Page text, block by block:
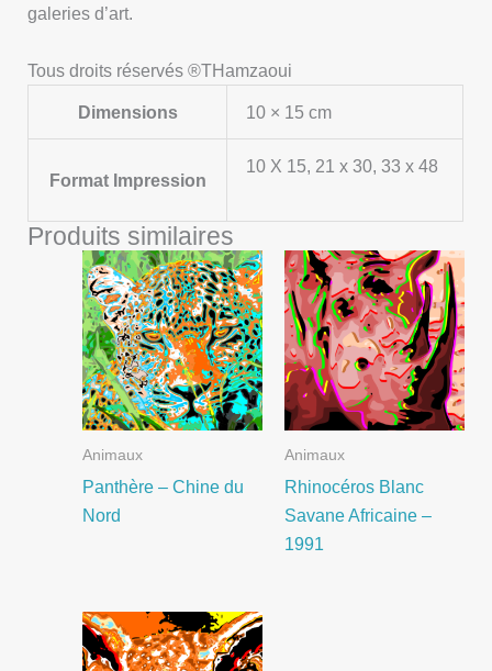
galeries d’art.
Tous droits réservés ®THamzaoui
Dimensions 10 × 15 cm
Format Impression
10 X 15, 21 x 30, 33 x 48
Produits similaires
Animaux
Panthère – Chine du
Nord
Animaux
Rhinocéros Blanc
Savane Africaine –
1991